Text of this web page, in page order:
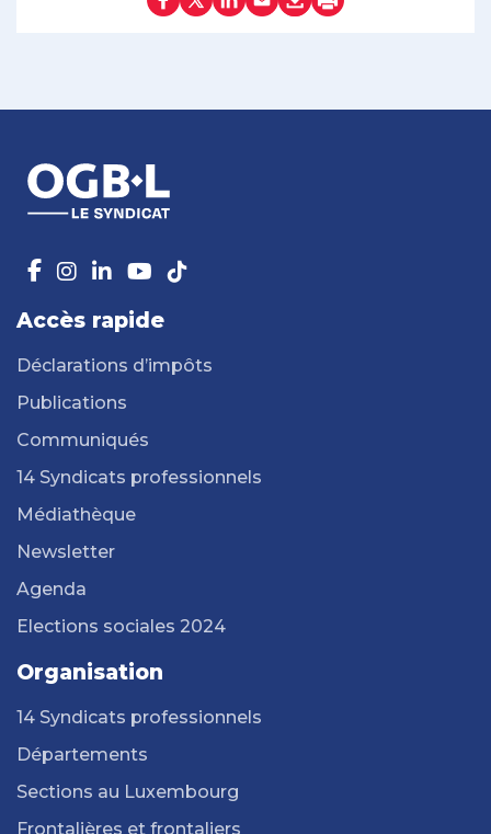
Accès rapide
Déclarations d’impôts
Publications
Communiqués
14 Syndicats professionnels
Médiathèque
Newsletter
Agenda
Elections sociales 2024
Organisation
14 Syndicats professionnels
Départements
Sections au Luxembourg
Frontalières et frontaliers